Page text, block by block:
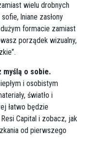
wielu drobnych
lniane zasłony
formacie zamiast
porządek wizualny,
o sobie.
i osobistym
światło i
łatwo będzie
Resi Capital i zobacz, jak
od pierwszego